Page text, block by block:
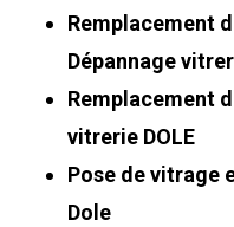
Remplacement
Dépannage
Remplacement
vitrerie DOLE
Pose de vitrage
Dole